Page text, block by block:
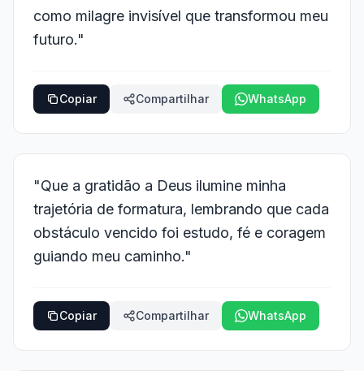
como milagre invisível que transformou meu
futuro."
Copiar Compartilhar WhatsApp
"Que a gratidão a Deus ilumine minha
trajetória de formatura, lembrando que cada
obstáculo vencido foi estudo, fé e coragem
guiando meu caminho."
Copiar Compartilhar WhatsApp